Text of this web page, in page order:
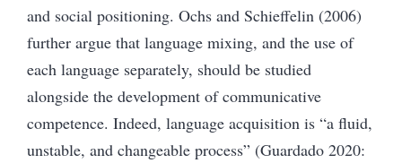
and social positioning. Ochs and Schieffelin (2006)
further argue that language mixing, and the use of
each language separately, should be studied
alongside the development of communicative
competence. Indeed, language acquisition is “a fluid,
unstable, and changeable process” (Guardado 2020: